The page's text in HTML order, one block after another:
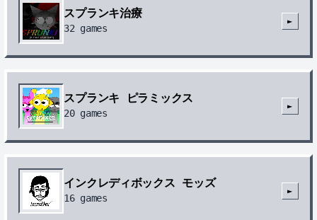
スプランキ治療
32 games
►
スプランキ ピラミックス
20games
►
インクレディボックス モッズ
16games
►